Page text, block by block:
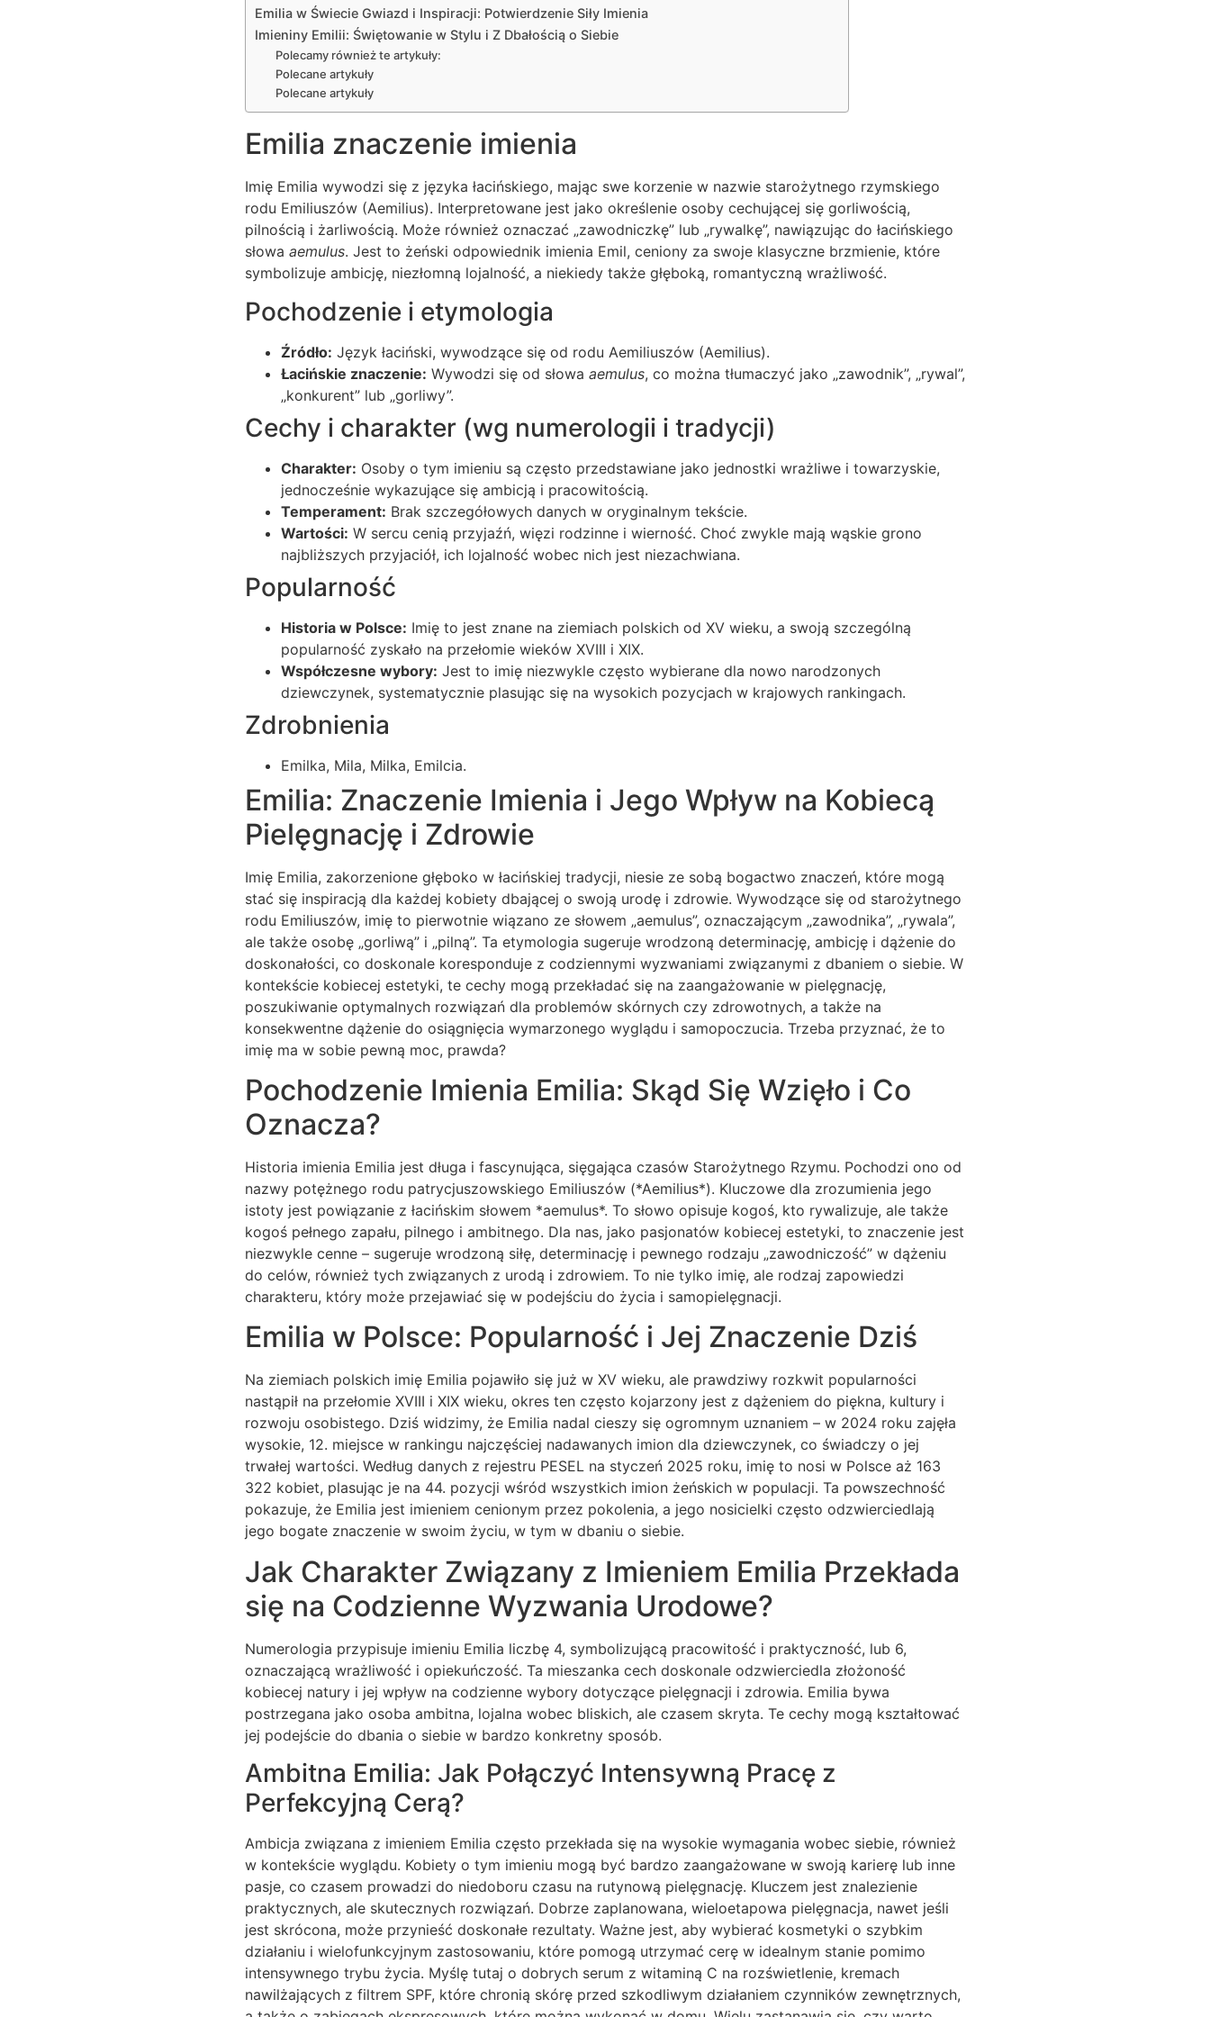
Emilia w Świecie Gwiazd i Inspiracji: Potwierdzenie Siły Imienia
Imieniny Emilii: Świętowanie w Stylu i Z Dbałością o Siebie
Polecamy również te artykuły:
Polecane artykuły
Polecane artykuły
Emilia znaczenie imienia
Imię Emilia wywodzi się z języka łacińskiego, mając swe korzenie w nazwie starożytnego rzymskiego
rodu Emiliuszów (Aemilius). Interpretowane jest jako określenie osoby cechującej się gorliwością,
pilnością i żarliwością. Może również oznaczać „zawodniczkę” lub „rywalkę”, nawiązując do łacińskiego
słowa aemulus. Jest to żeński odpowiednik imienia Emil, ceniony za swoje klasyczne brzmienie, które
symbolizuje ambicję, niezłomną lojalność, a niekiedy także głęboką, romantyczną wrażliwość.
Pochodzenie i etymologia
Źródło: Język łaciński, wywodzące się od rodu Aemiliuszów (Aemilius).
Łacińskie znaczenie: Wywodzi się od słowa aemulus, co można tłumaczyć jako „zawodnik”, „rywal”,
„konkurent” lub „gorliwy”.
Cechy i charakter (wg numerologii i tradycji)
Charakter: Osoby o tym imieniu są często przedstawiane jako jednostki wrażliwe i towarzyskie,
jednocześnie wykazujące się ambicją i pracowitością.
Temperament: Brak szczegółowych danych w oryginalnym tekście.
Wartości: W sercu cenią przyjaźń, więzi rodzinne i wierność. Choć zwykle mają wąskie grono
najbliższych przyjaciół, ich lojalność wobec nich jest niezachwiana.
Popularność
Historia w Polsce: Imię to jest znane na ziemiach polskich od XV wieku, a swoją szczególną
popularność zyskało na przełomie wieków XVIII i XIX.
Współczesne wybory: Jest to imię niezwykle często wybierane dla nowo narodzonych
dziewczynek, systematycznie plasując się na wysokich pozycjach w krajowych rankingach.
Zdrobnienia
Emilka, Mila, Milka, Emilcia.
Emilia: Znaczenie Imienia i Jego Wpływ na Kobiecą
Pielęgnację i Zdrowie
Imię Emilia, zakorzenione głęboko w łacińskiej tradycji, niesie ze sobą bogactwo znaczeń, które mogą
stać się inspiracją dla każdej kobiety dbającej o swoją urodę i zdrowie. Wywodzące się od starożytnego
rodu Emiliuszów, imię to pierwotnie wiązano ze słowem „aemulus”, oznaczającym „zawodnika”, „rywala”,
ale także osobę „gorliwą” i „pilną”. Ta etymologia sugeruje wrodzoną determinację, ambicję i dążenie do
doskonałości, co doskonale koresponduje z codziennymi wyzwaniami związanymi z dbaniem o siebie. W
kontekście kobiecej estetyki, te cechy mogą przekładać się na zaangażowanie w pielęgnację,
poszukiwanie optymalnych rozwiązań dla problemów skórnych czy zdrowotnych, a także na
konsekwentne dążenie do osiągnięcia wymarzonego wyglądu i samopoczucia. Trzeba przyznać, że to
imię ma w sobie pewną moc, prawda?
Pochodzenie Imienia Emilia: Skąd Się Wzięło i Co
Oznacza?
Historia imienia Emilia jest długa i fascynująca, sięgająca czasów Starożytnego Rzymu. Pochodzi ono od
nazwy potężnego rodu patrycjuszowskiego Emiliuszów (*Aemilius*). Kluczowe dla zrozumienia jego
istoty jest powiązanie z łacińskim słowem *aemulus*. To słowo opisuje kogoś, kto rywalizuje, ale także
kogoś pełnego zapału, pilnego i ambitnego. Dla nas, jako pasjonatów kobiecej estetyki, to znaczenie jest
niezwykle cenne – sugeruje wrodzoną siłę, determinację i pewnego rodzaju „zawodniczość” w dążeniu
do celów, również tych związanych z urodą i zdrowiem. To nie tylko imię, ale rodzaj zapowiedzi
charakteru, który może przejawiać się w podejściu do życia i samopielęgnacji.
Emilia w Polsce: Popularność i Jej Znaczenie Dziś
Na ziemiach polskich imię Emilia pojawiło się już w XV wieku, ale prawdziwy rozkwit popularności
nastąpił na przełomie XVIII i XIX wieku, okres ten często kojarzony jest z dążeniem do piękna, kultury i
rozwoju osobistego. Dziś widzimy, że Emilia nadal cieszy się ogromnym uznaniem – w 2024 roku zajęła
wysokie, 12. miejsce w rankingu najczęściej nadawanych imion dla dziewczynek, co świadczy o jej
trwałej wartości. Według danych z rejestru PESEL na styczeń 2025 roku, imię to nosi w Polsce aż 163
322 kobiet, plasując je na 44. pozycji wśród wszystkich imion żeńskich w populacji. Ta powszechność
pokazuje, że Emilia jest imieniem cenionym przez pokolenia, a jego nosicielki często odzwierciedlają
jego bogate znaczenie w swoim życiu, w tym w dbaniu o siebie.
Jak Charakter Związany z Imieniem Emilia Przekłada
się na Codzienne Wyzwania Urodowe?
Numerologia przypisuje imieniu Emilia liczbę 4, symbolizującą pracowitość i praktyczność, lub 6,
oznaczającą wrażliwość i opiekuńczość. Ta mieszanka cech doskonale odzwierciedla złożoność
kobiecej natury i jej wpływ na codzienne wybory dotyczące pielęgnacji i zdrowia. Emilia bywa
postrzegana jako osoba ambitna, lojalna wobec bliskich, ale czasem skryta. Te cechy mogą kształtować
jej podejście do dbania o siebie w bardzo konkretny sposób.
Ambitna Emilia: Jak Połączyć Intensywną Pracę z
Perfekcyjną Cerą?
Ambicja związana z imieniem Emilia często przekłada się na wysokie wymagania wobec siebie, również
w kontekście wyglądu. Kobiety o tym imieniu mogą być bardzo zaangażowane w swoją karierę lub inne
pasje, co czasem prowadzi do niedoboru czasu na rutynową pielęgnację. Kluczem jest znalezienie
praktycznych, ale skutecznych rozwiązań. Dobrze zaplanowana, wieloetapowa pielęgnacja, nawet jeśli
jest skrócona, może przynieść doskonałe rezultaty. Ważne jest, aby wybierać kosmetyki o szybkim
działaniu i wielofunkcyjnym zastosowaniu, które pomogą utrzymać cerę w idealnym stanie pomimo
intensywnego trybu życia. Myślę tutaj o dobrych serum z witaminą C na rozświetlenie, kremach
nawilżających z filtrem SPF, które chronią skórę przed szkodliwym działaniem czynników zewnętrznych,